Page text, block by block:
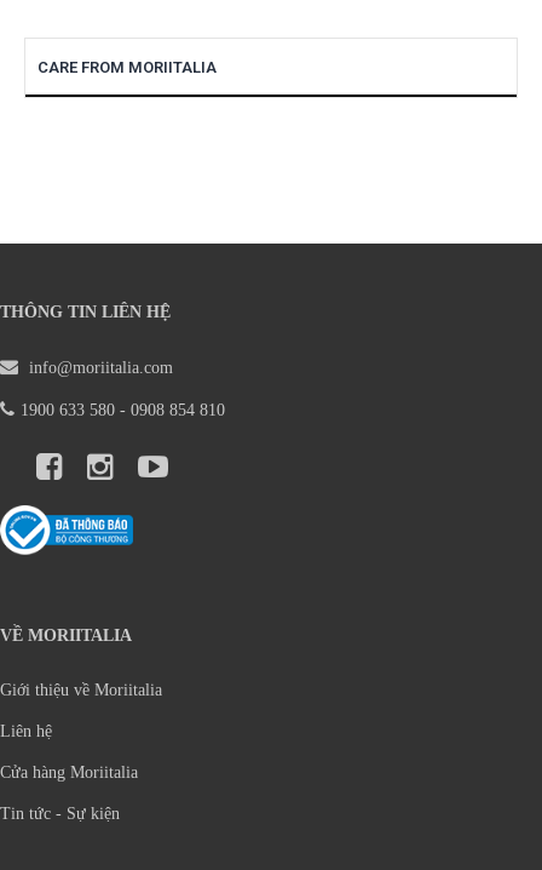
CARE FROM MORIITALIA
THÔNG TIN LIÊN HỆ
info@moriitalia.com
1900 633 580 - 0908 854 810
VỀ MORIITALIA
Giới thiệu về Moriitalia
Liên hệ
Cửa hàng Moriitalia
Tin tức - Sự kiện